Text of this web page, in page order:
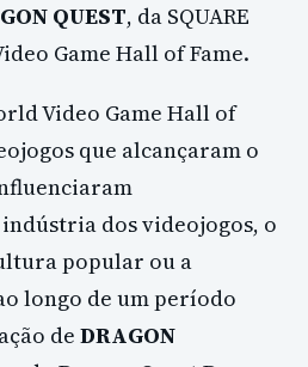
QUEST, da SQUARE
Game Hall of Fame.
Video Game Hall of
que alcançaram o
dos videojogos, o
popular ou a
longo de um período
deDRAGON